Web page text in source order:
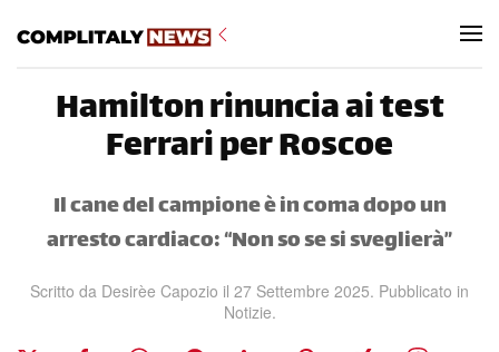
Hamilton rinuncia ai test
Ferrari per Roscoe
Il cane del campione è in coma dopo un
arresto cardiaco: “Non so se si sveglierà”
Scritto da Desirèe Capozio il 27 Settembre 2025. Pubblicato in
Notizie.